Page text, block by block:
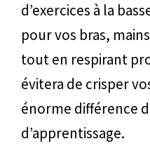
d’exercices à la
pour vos bras,
tout en respirant
évitera de crisper
énorme différence
d’apprentissage.